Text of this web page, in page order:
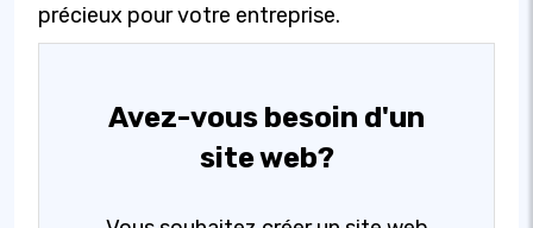
précieux pour votre entreprise.
Avez-vous besoin d'un
site web?